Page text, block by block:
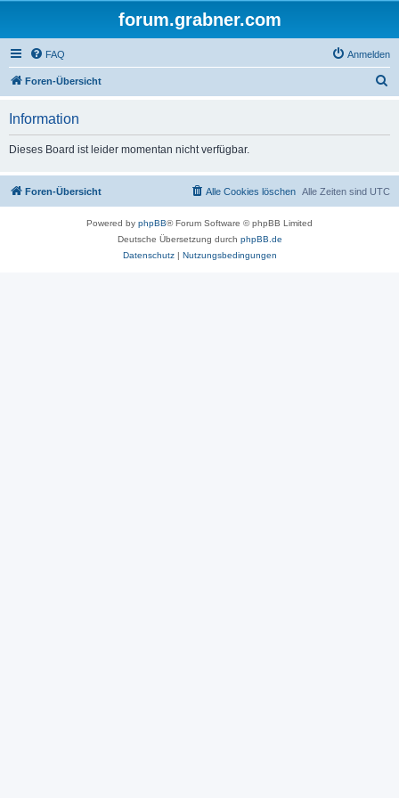
forum.grabner.com
FAQ Anmelden
Foren-Übersicht
Information
Dieses Board ist leider momentan nicht verfügbar.
Foren-Übersicht Alle Zeiten sind UTC
Alle Cookies löschen
Powered by phpBB® Forum Software © phpBB Limited
Deutsche Übersetzung durch phpBB.de
Datenschutz| Nutzungsbedingungen